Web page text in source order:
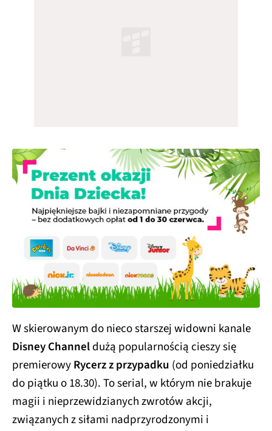
W skierowanym do nieco starszej widowni kanale
Disney Channeldużą popularnością cieszy się
premierowyRycerz z przypadku (od poniedziałku
do piątku o 18.30). To serial, w którym nie brakuje
magii i nieprzewidzianych zwrotów akcji,
związanych z siłami nadprzyrodzonymi i